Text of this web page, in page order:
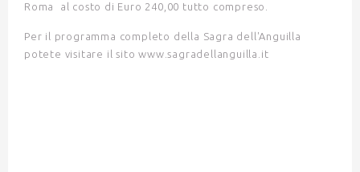
Roma al costo di Euro 240,00 tutto compreso.
Per il programma completo della Sagra dell'Anguilla
potete visitare il sito www.sagradellanguilla.it